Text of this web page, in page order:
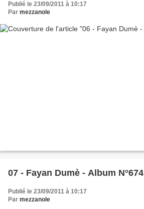
Publié le 23/09/2011 à 10:17
Par mezzanole
07 - Fayan Dumè - Album N°674
Publié le 23/09/2011 à 10:17
Par mezzanole